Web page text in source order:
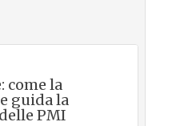
come la
guida la
PMI